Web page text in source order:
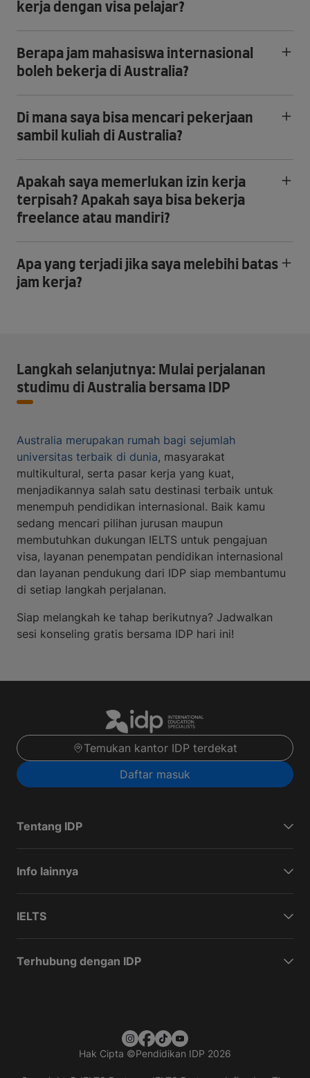
kerja dengan visa pelajar?
Berapa jam mahasiswa internasional
boleh bekerja di Australia?
Di mana saya bisa mencari pekerjaan
sambil kuliah di Australia?
Apakah saya memerlukan izin kerja
terpisah? Apakah saya bisa bekerja
freelance atau mandiri?
Apa yang terjadi jika saya melebihi batas
jam kerja?
Langkah selanjutnya: Mulai perjalanan
studimu di Australia bersama IDP
Australia merupakan rumah bagi sejumlah
universitas terbaik di dunia, masyarakat
multikultural, serta pasar kerja yang kuat,
menjadikannya salah satu destinasi terbaik untuk
menempuh pendidikan internasional. Baik kamu
sedang mencari pilihan jurusan maupun
membutuhkan dukungan IELTS untuk pengajuan
visa, layanan penempatan pendidikan internasional
dan layanan pendukung dari IDP siap membantumu
di setiap langkah perjalanan.
Siap melangkah ke tahap berikutnya? Jadwalkan
sesi konseling gratis bersama IDP hari ini!
Temukan kantor IDP terdekat
Daftar masuk
Tentang IDP
Info lainnya
IELTS
Terhubung dengan IDP
Hak Cipta ©Pendidikan IDP 2026